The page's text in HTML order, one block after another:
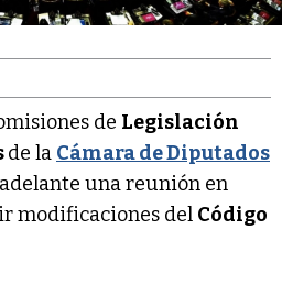
de Legislación
de la Cámara de Diputados
una reunión en
modificaciones del Código